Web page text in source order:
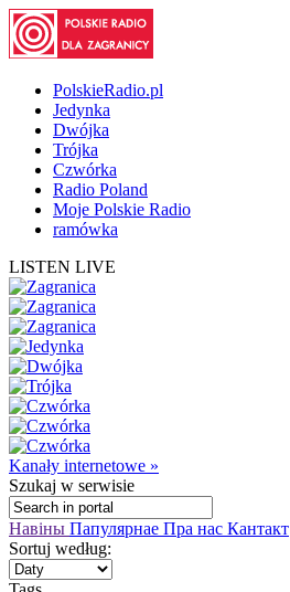
PolskieRadio.pl
Jedynka
Dwójka
Trójka
Czwórka
Radio Poland
Moje Polskie Radio
ramówka
LISTEN LIVE
Kanały internetowe »
Szukaj w serwisie
Навіны Папулярнае Пра нас Кантакт
Sortuj według: